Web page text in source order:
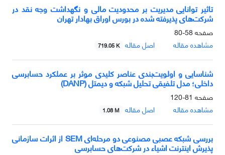
تاثیر توانایی مدیریت بر محدودیت مالی و نگهداشت وجه نقد در
شرکت‌های پذیرفته شده در بورس اوراق بهادار تهران
صفحه58-80
مشاهده مقاله
اصل مقاله 719.05 K
شناسایی و اولویت‌بندی عناصر کلیدی موثر بر عملکرد حسابرسی
داخلی؛ مدل تلفیقی تحلیل شبکه و دیمتل (DANP)
صفحه 81-120
مشاهده مقاله
اصل مقاله 1.08 M
بررسی شبکه عصبی مصنوعی دو مرحله‌ای SEM از اثرات سازمانی
پذیرش اینترنت اشیاء در شرکت‌های حسابرسی